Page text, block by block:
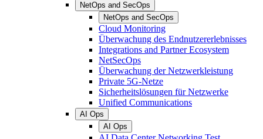
NetOps and SecOps
NetOps and SecOps
Cloud Monitoring
Überwachung des Endnutzererlebnisses
Integrations and Partner Ecosystem
NetSecOps
Überwachung der Netzwerkleistung
Private 5G-Netze
Sicherheitslösungen für Netzwerke
Unified Communications
AI Ops
AI Ops